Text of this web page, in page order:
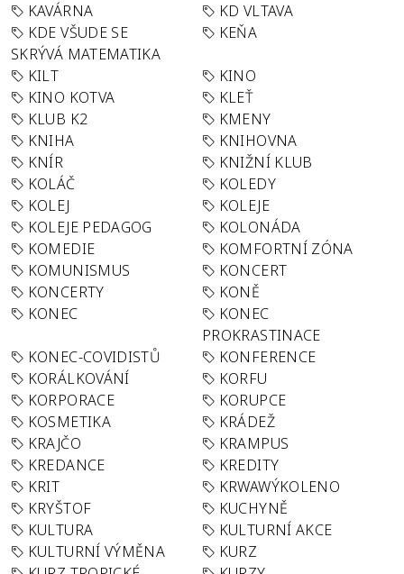
KAVÁRNA
KD VLTAVA
KDE VŠUDE SE
SKRÝVÁ MATEMATIKA
KEŇA
KILT
KINO
KINO KOTVA
KLEŤ
KLUB K2
KMENY
KNIHA
KNIHOVNA
KNÍR
KNIŽNÍ KLUB
KOLÁČ
KOLEDY
KOLEJ
KOLEJE
KOLEJE PEDAGOG
KOLONÁDA
KOMEDIE
KOMFORTNÍ ZÓNA
KOMUNISMUS
KONCERT
KONCERTY
KONĚ
KONEC
KONEC
PROKRASTINACE
KONEC-COVIDISTŮ
KONFERENCE
KORÁLKOVÁNÍ
KORFU
KORPORACE
KORUPCE
KOSMETIKA
KRÁDEŽ
KRAJČO
KRAMPUS
KREDANCE
KREDITY
KRIT
KRWAWÝKOLENO
KRYŠTOF
KUCHYNĚ
KULTURA
KULTURNÍ AKCE
KULTURNÍ VÝMĚNA
KURZ